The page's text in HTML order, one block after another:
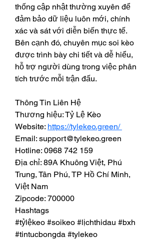
thống cập nhật thường xuyên để
đảm bảo dữ liệu luôn mới, chính
xác và sát với diễn biến thực tế.
Bên cạnh đó, chuyên mục soi kèo
được trình bày chi tiết và dễ hiểu,
hỗ trợ người dùng trong việc phân
tích trước mỗi trận đấu.
Thông Tin Liên Hệ
Thương hiệu: Tỷ Lệ Kèo
Website: https://tylekeo.green/
Email: support@tylekeo.green
Hotline: 0968 742 159
Địa chỉ: 89A Khuông Việt, Phú
Trung, Tân Phú, TP Hồ Chí Minh,
Việt Nam
Zipcode: 700000
Hashtags
#tỷlệkeo #soikeo #lịchthidau #bxh
#tintucbongda #tylekeo